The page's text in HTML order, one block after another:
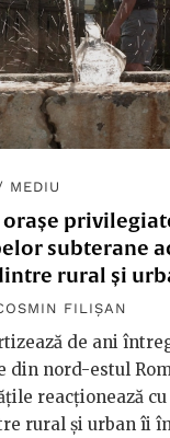
MEDIU
subterane
rural și
FILIȘAN
de ani
din nord-estul
reacționează
rural și urban îi